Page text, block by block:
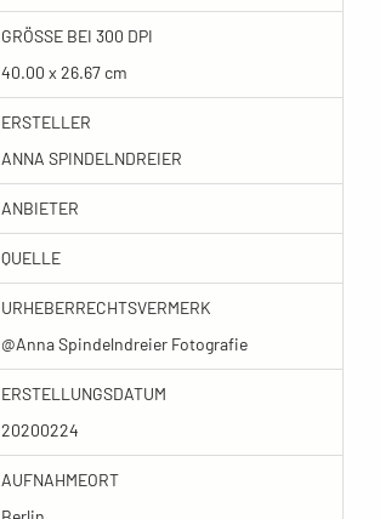
GRÖSSE BEI 300 DPI
40.00 x 26.67 cm
ERSTELLER
ANNA SPINDELNDREIER
ANBIETER
QUELLE
URHEBERRECHTSVERMERK
@Anna Spindelndreier Fotografie
ERSTELLUNGSDATUM
20200224
AUFNAHMEORT